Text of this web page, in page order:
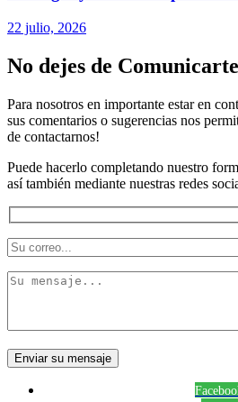
22 julio, 2026
No dejes de
Para nosotros en importante estar en
sus comentarios o sugerencias nos
de contactarnos!
Puede hacerlo completando nuestro
así también mediante nuestras redes